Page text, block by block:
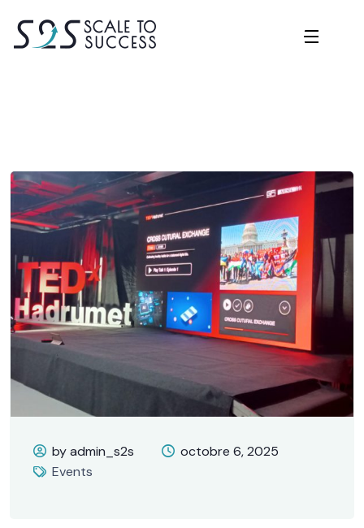
by admin_s2s
octobre 6, 2025
Events